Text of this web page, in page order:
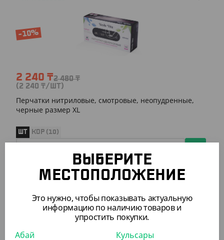
-10%
2 240 ₸2 480₸
(2 240 ₸/ШТ)
Перчатки нитриловые, смотровые, неопудренные,
черные размер XL
ШТ КОР (10)
АРТ. 5101508
ВЫБЕРИТЕ
МЕСТОПОЛОЖЕНИЕ
Это нужно, чтобы показывать актуальную
информацию по наличию товаров и
упростить покупки.
Абай
Кульсары